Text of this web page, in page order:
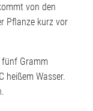
von den
Pflanze kurz vor
fünf Gramm
heißem Wasser.